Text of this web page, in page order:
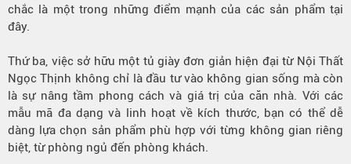
chắc là một trong những điểm mạnh của các sản phẩm tại
đây.
Thứ ba, việc sở hữu một tủ giày đơn giản hiện đại từ Nội Thất
Ngọc Thịnh không chỉ là đầu tư vào không gian sống mà còn
là sự nâng tầm phong cách và giá trị của căn nhà. Với các
mẫu mã đa dạng và linh hoạt về kích thước, bạn có thể dễ
dàng lựa chọn sản phẩm phù hợp với từng không gian riêng
biệt, từ phòng ngủ đến phòng khách.